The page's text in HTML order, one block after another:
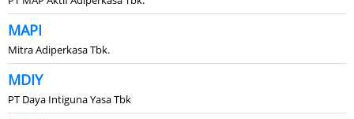
MAPI
Mitra Adiperkasa Tbk.
MDIY
PT Daya Intiguna Yasa Tbk